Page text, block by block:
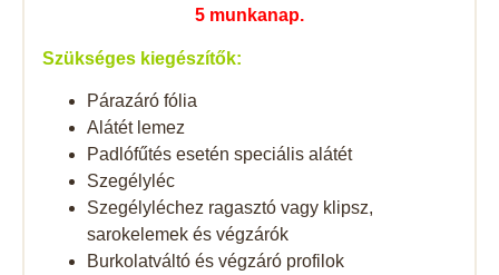
5 munkanap.
Szükséges kiegészítők:
Párazáró fólia
Alátét lemez
Padlófűtés esetén speciális alátét
Szegélyléc
Szegélyléchez ragasztó vagy klipsz,
sarokelemek és végzárók
Burkolatváltó és végzáró profilok